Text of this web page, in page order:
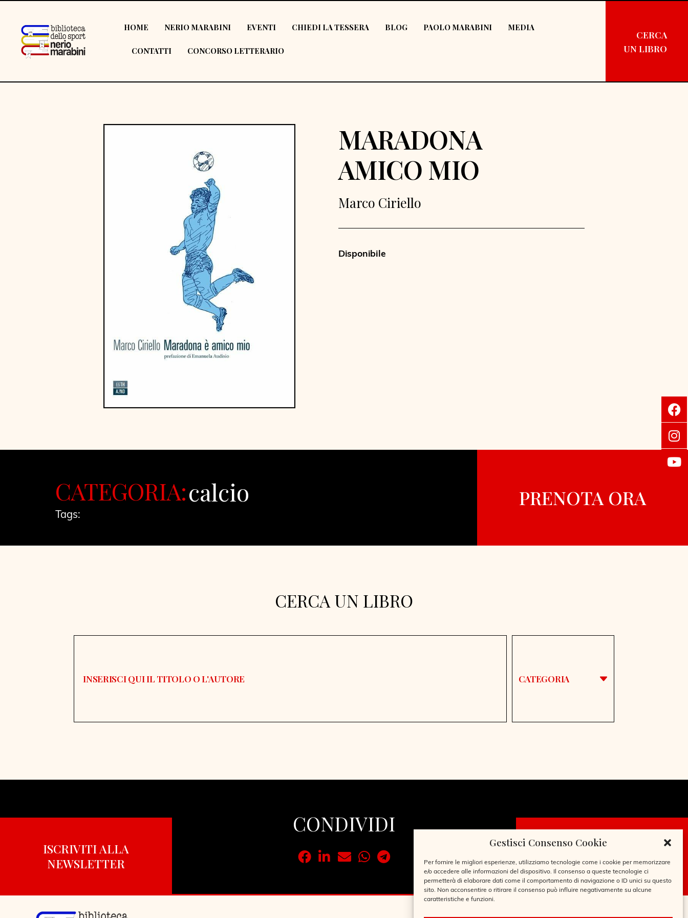
Gestisci Consenso Cookie
Per fornire le migliori esperienze, utilizziamo tecnologie come i cookie per memorizzare
e/o accedere alle informazioni del dispositivo. Il consenso a queste tecnologie ci
permetterà di elaborare dati come il comportamento di navigazione o ID unici su questo
sito. Non acconsentire o ritirare il consenso può influire negativamente su alcune
caratteristiche e funzioni.
HOME NERIO MARABINI EVENTI CHIEDI LA TESSERA BLOG PAOLO MARABINI MEDIA
CONTATTI CONCORSO LETTERARIO
CERCA
UN LIBRO
MARADONA
AMICO MIO
Marco Ciriello
Disponibile
CATEGORIA:calcio
Tags:
PRENOTA ORA
CERCA UN LIBRO
CATEGORIA
CONDIVIDI
ISCRIVITI ALLA
NEWSLETTER
CHIEDI LA
TESSERA